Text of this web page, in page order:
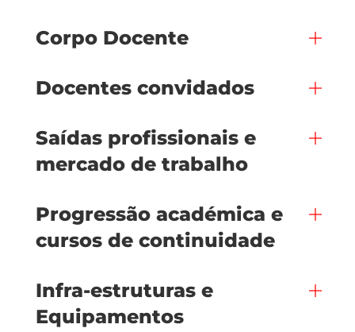
Corpo Docente
Docentes convidados
Saídas profissionais e
mercado de trabalho
Progressão académica e
cursos de continuidade
Infra-estruturas e
Equipamentos